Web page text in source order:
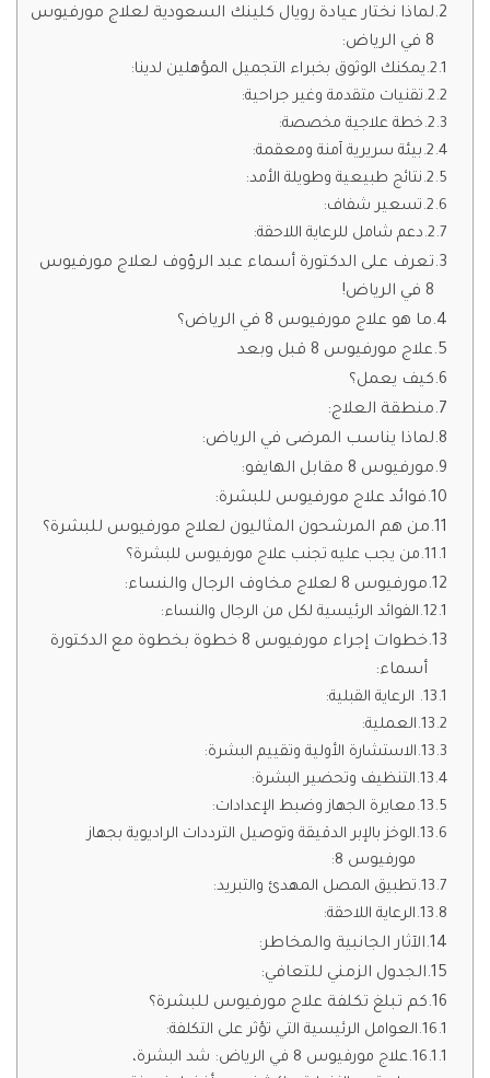
لماذا نختار عيادة رويال كلينك السعودية لعلاج مورفيوس
8 في الرياض:
يمكنك الوثوق بخبراء التجميل المؤهلين لدينا:
تقنيات متقدمة وغير جراحية:
خطة علاجية مخصصة:
بيئة سريرية آمنة ومعقمة:
نتائج طبيعية وطويلة الأمد:
تسعير شفاف:
دعم شامل للرعاية اللاحقة:
تعرف على الدكتورة أسماء عبد الرؤوف لعلاج مورفيوس
8 في الرياض!
ما هو علاج مورفيوس 8 في الرياض؟
علاج مورفيوس 8 قبل وبعد
كيف يعمل؟
منطقة العلاج:
لماذا يناسب المرضى في الرياض:
مورفيوس 8 مقابل الهايفو:
فوائد علاج مورفيوس للبشرة:
من هم المرشحون المثاليون لعلاج مورفيوس للبشرة؟
من يجب عليه تجنب علاج مورفيوس للبشرة؟
مورفيوس 8 لعلاج مخاوف الرجال والنساء:
الفوائد الرئيسية لكل من الرجال والنساء:
خطوات إجراء مورفيوس 8 خطوة بخطوة مع الدكتورة
أسماء:
الرعاية القبلية:
العملية:
الاستشارة الأولية وتقييم البشرة:
التنظيف وتحضير البشرة:
معايرة الجهاز وضبط الإعدادات:
الوخز بالإبر الدقيقة وتوصيل الترددات الراديوية بجهاز
مورفيوس 8:
تطبيق المصل المهدئ والتبريد:
الرعاية اللاحقة:
الآثار الجانبية والمخاطر:
الجدول الزمني للتعافي:
كم تبلغ تكلفة علاج مورفيوس للبشرة؟
العوامل الرئيسية التي تؤثر على التكلفة:
علاج مورفيوس 8 في الرياض: شد البشرة،